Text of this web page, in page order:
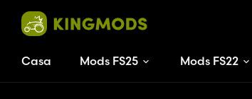
Casa Mods FS25 Mods FS22